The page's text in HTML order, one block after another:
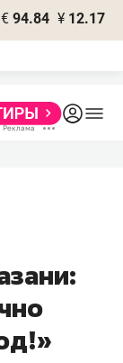
€ 94.84 ¥ 12.17